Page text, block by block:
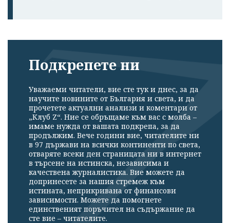
Подкрепете ни
Уважаеми читатели, вие сте тук и днес, за да
научите новините от България и света, и да
прочетете актуални анализи и коментари от
„Клуб Z“. Ние се обръщаме към вас с молба –
имаме нужда от вашата подкрепа, за да
продължим. Вече години вие, читателите ни
в 97 държави на всички континенти по света,
отваряте всеки ден страницата ни в интернет
в търсене на истинска, независима и
качествена журналистика. Вие можете да
допринесете за нашия стремеж към
истината, неприкривана от финансови
зависимости. Можете да помогнете
единственият поръчител на съдържание да
сте вие – читателите.